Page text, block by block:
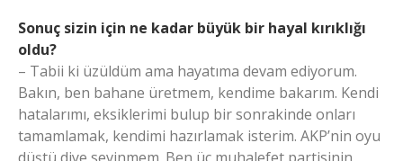
Sonuç sizin için ne kadar büyük bir hayal kırıklığı
oldu?
– Tabii ki üzüldüm ama hayatıma devam ediyorum.
Bakın, ben bahane üretmem, kendime bakarım. Kendi
hatalarımı, eksiklerimi bulup bir sonrakinde onları
tamamlamak, kendimi hazırlamak isterim. AKP’nin oyu